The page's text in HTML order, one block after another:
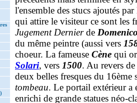
l'ensemble des stucs ajoutés
qui attire le visiteur ce sont les
Jugement Dernierde
du même peintre (aussi vers
choeur. La fameuse Cène qui
Solari, vers 1500. Au revers
deux belles fresques du 16ème
tombeau. Le portail extérieur a
enrichi de grande statues néo-